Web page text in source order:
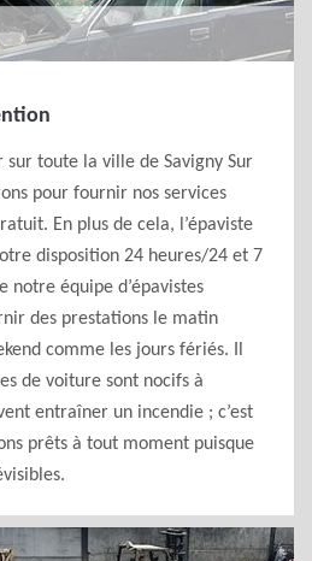
sur toute la ville de Savigny Sur
pour fournir nos services
En plus de cela, l’épaviste
disposition 24 heures/24 et 7
notre équipe d’épavistes
des prestations le matin
comme les jours fériés. Il
de voiture sont nocifs à
entraîner un incendie ; c’est
prêts à tout moment puisque